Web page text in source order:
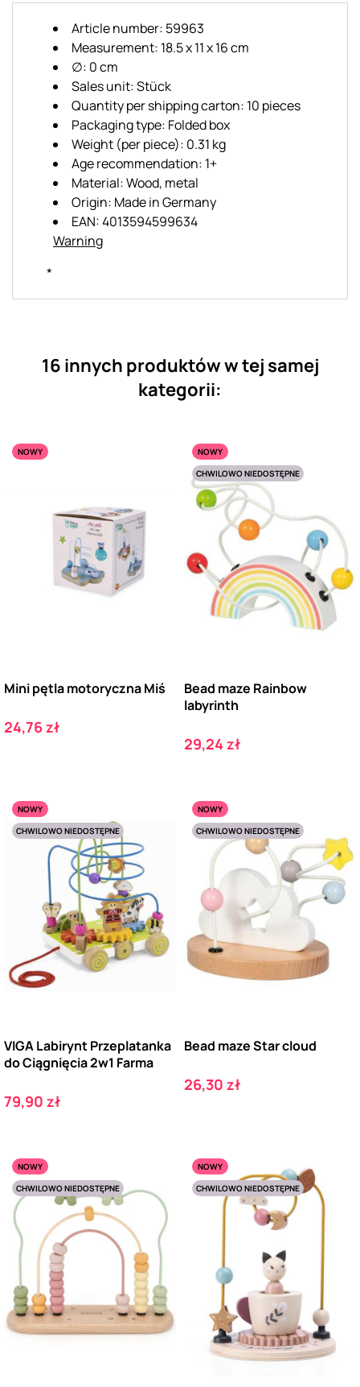
Article number: 59963
Measurement: 18.5 x 11 x 16 cm
∅: 0 cm
Sales unit: Stück
Quantity per shipping carton: 10 pieces
Packaging type: Folded box
Weight (per piece): 0.31 kg
Age recommendation: 1+
Material: Wood, metal
Origin: Made in Germany
EAN: 4013594599634
Warning
*
16 innych produktów w tej samej
kategorii:
NOWY
Mini pętla motoryczna Miś
Cena
24,76 zł
NOWY
CHWILOWO NIEDOSTĘPNE
Bead maze Rainbow
labyrinth
Cena
29,24 zł
NOWY
CHWILOWO NIEDOSTĘPNE
VIGA Labirynt Przeplatanka
do Ciągnięcia 2w1 Farma
Cena
79,90 zł
NOWY
CHWILOWO NIEDOSTĘPNE
Bead maze Star cloud
Cena
26,30 zł
NOWY
CHWILOWO NIEDOSTĘPNE
NOWY
CHWILOWO NIEDOSTĘPNE